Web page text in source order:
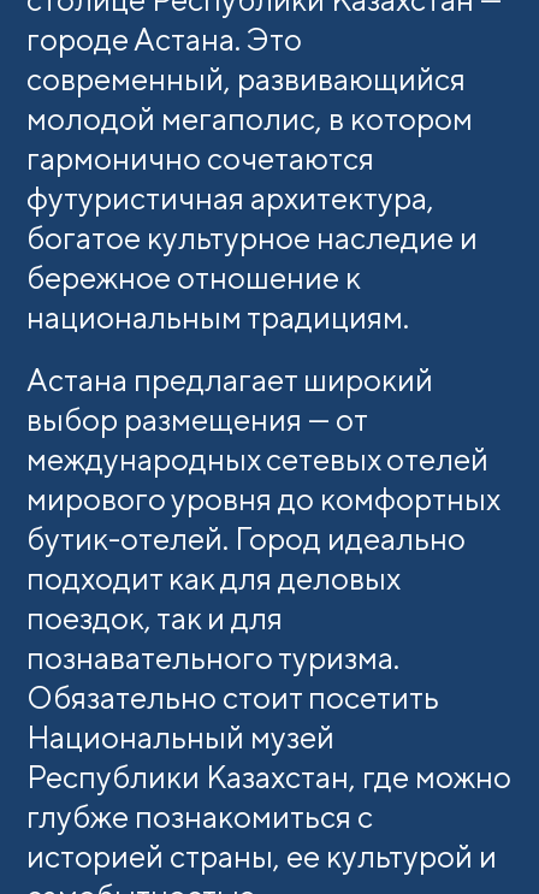
городе Астана. Это
современный, развивающийся
молодой мегаполис, в котором
гармонично сочетаются
футуристичная архитектура,
богатое культурное наследие и
бережное отношение к
национальным традициям.
Астана предлагает широкий
выбор размещения — от
международных сетевых отелей
мирового уровня до комфортных
бутик-отелей. Город идеально
подходит как для деловых
поездок, так и для
познавательного туризма.
Обязательно стоит посетить
Национальный музей
Республики Казахстан, где можно
глубже познакомиться с
историей страны, ее культурой и